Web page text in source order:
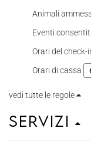
Animali
Eventi consentiti
Orari del check-
Orari di cassa
vedi tutte le regole
Servizi